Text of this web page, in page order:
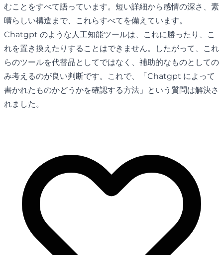
むことをすべて語っています。短い詳細から感情の深さ、素
晴らしい構造まで、これらすべてを備えています。
Chatgpt のような人工知能ツールは、これに勝ったり、こ
れを置き換えたりすることはできません。したがって、これ
らのツールを代替品としてではなく、補助的なものとしての
み考えるのが良い判断です。これで、「Chatgpt によって
書かれたものかどうかを確認する方法」という質問は解決さ
れました。